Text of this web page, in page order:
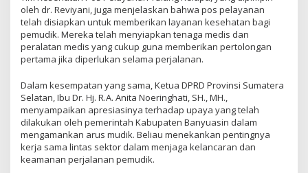
oleh dr. Reviyani, juga menjelaskan bahwa pos pelayanan
telah disiapkan untuk memberikan layanan kesehatan bagi
pemudik. Mereka telah menyiapkan tenaga medis dan
peralatan medis yang cukup guna memberikan pertolongan
pertama jika diperlukan selama perjalanan.
Dalam kesempatan yang sama, Ketua DPRD Provinsi Sumatera
Selatan, Ibu Dr. Hj. R.A. Anita Noeringhati, SH., MH.,
menyampaikan apresiasinya terhadap upaya yang telah
dilakukan oleh pemerintah Kabupaten Banyuasin dalam
mengamankan arus mudik. Beliau menekankan pentingnya
kerja sama lintas sektor dalam menjaga kelancaran dan
keamanan perjalanan pemudik.